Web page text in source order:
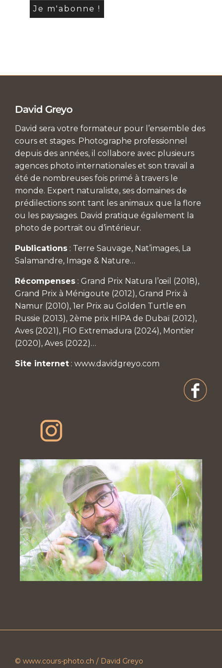
David Greyo
David sera votre formateur pour l’ensemble des
cours et stages. Photographe professionnel
depuis des années, il collabore avec plusieurs
agences photo internationales et son travail a
été de nombreuses fois primé à travers le
monde. Expert naturaliste, ses domaines de
prédilections sont tant les animaux que la flore
ou les paysages. David pratique également la
photo de portrait ou d’intérieur.
Publications : Terre Sauvage, Nat’images, La
Salamandre, Image & Nature…
Récompenses : Grand Prix Natura l’œil (2018),
Grand Prix à Ménigoute (2012), Grand Prix à
Namur (2010), 1er Prix au Golden Turtle en
Russie (2013), 2ème prix HIPA de Dubaï (2012),
Aves (2021), FIO Extremadura (2024), Montier
(2020), Aves (2022)…
Site internet : www.davidgreyo.com
© www.cours-photo.ch / David Greyo